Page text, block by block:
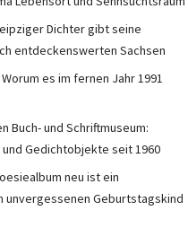
Dichter gibt seine
entdeckenswerten Sachsen
es im fernen Jahr 1991
Buch- und Schriftmuseum:
und Gedichtobjekte seit 1960
neu ist ein
unvergessenen Geburtstagskind